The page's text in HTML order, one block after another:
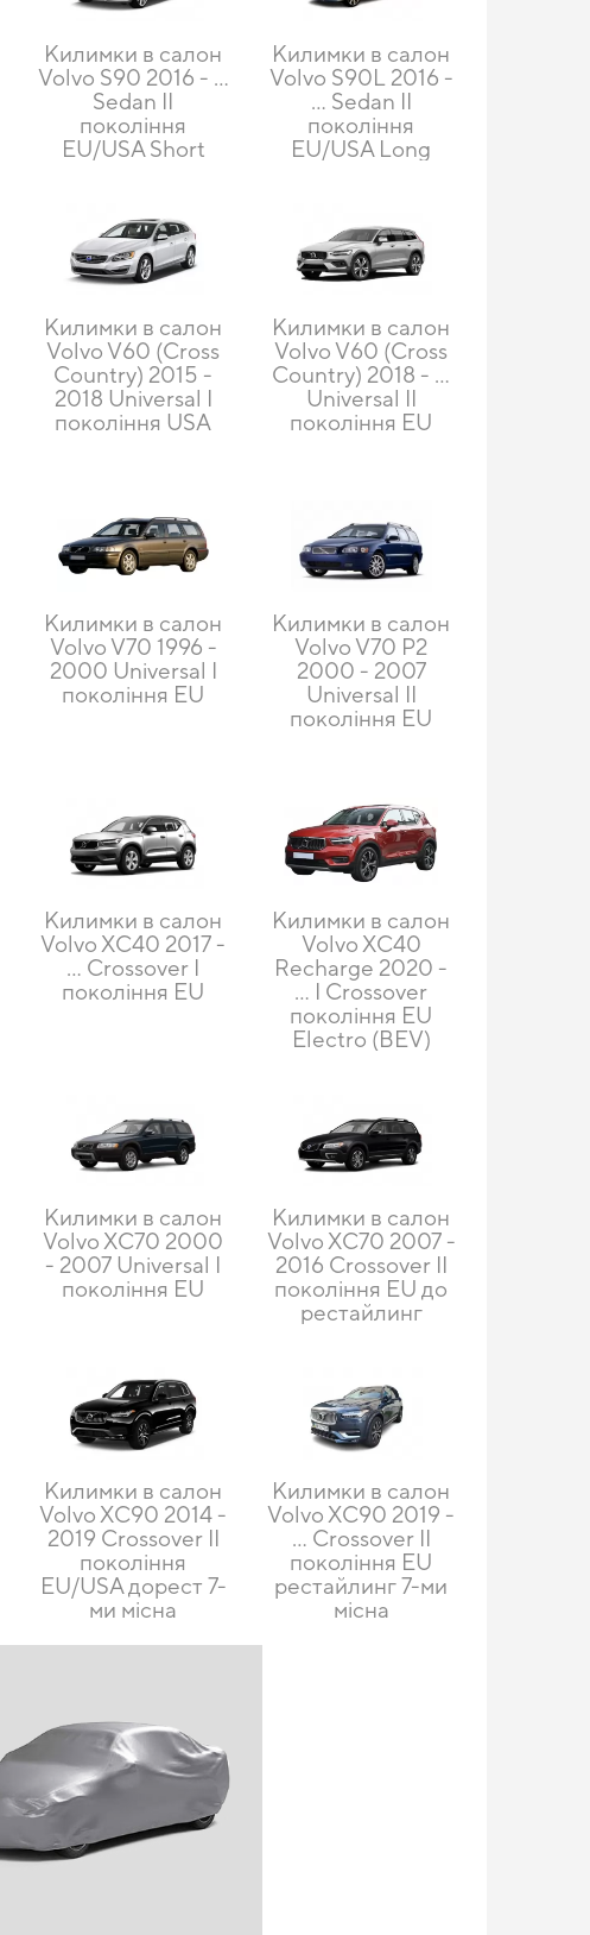
Килимки в салон
Volvo S90 2016 - ...
Sedan II
покоління
EU/USA Short
Килимки в салон
Volvo S90L 2016 -
... Sedan II
покоління
EU/USA Long
Килимки в салон
Volvo V60 (Cross
Country) 2015 -
2018 Universal I
покоління USA
Килимки в салон
Volvo V60 (Cross
Country) 2018 - …
Universal II
покоління EU
Килимки в салон
Volvo V70 1996 -
2000 Universal I
покоління EU
Килимки в салон
Volvo V70 P2
2000 - 2007
Universal II
покоління EU
Килимки в салон
Volvo XC40 2017 -
… Crossover I
покоління EU
Килимки в салон
Volvo XC40
Recharge 2020 -
… I Crossover
покоління EU
Electro (BEV)
Килимки в салон
Volvo XC70 2000
- 2007 Universal I
покоління EU
Килимки в салон
Volvo XC70 2007 -
2016 Crossover II
покоління EU до
рестайлинг
Килимки в салон
Volvo XC90 2014 -
2019 Crossover II
покоління
EU/USA дорест 7-
ми місна
Килимки в салон
Volvo XC90 2019 -
… Crossover II
покоління EU
рестайлинг 7-ми
місна